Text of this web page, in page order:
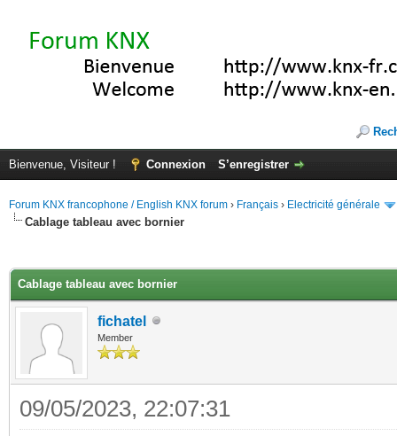
Bienvenue, Visiteur ! Connexion S’enregistrer
Forum KNX francophone / English KNX forum › Français › Electricité générale
Cablage tableau avec bornier
Cablage tableau avec bornier
fichatel
Member
09/05/2023, 22:07:31